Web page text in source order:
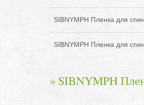
SIBNYMPH Пленка для
SIBNYMPH Пленка для
SIBNYMPH